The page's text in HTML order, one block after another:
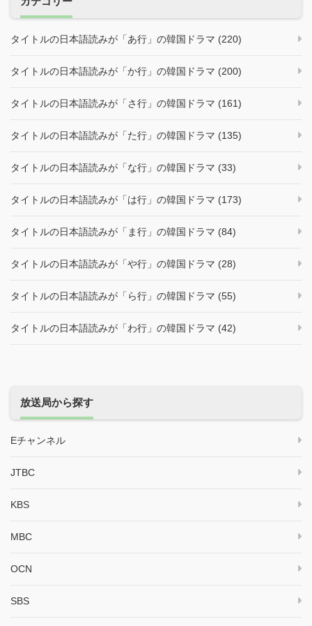
タイトルの日本語読みが「あ行」の韓国ドラマ (220)
タイトルの日本語読みが「か行」の韓国ドラマ (200)
タイトルの日本語読みが「さ行」の韓国ドラマ (161)
タイトルの日本語読みが「た行」の韓国ドラマ (135)
タイトルの日本語読みが「な行」の韓国ドラマ (33)
タイトルの日本語読みが「は行」の韓国ドラマ (173)
タイトルの日本語読みが「ま行」の韓国ドラマ (84)
タイトルの日本語読みが「や行」の韓国ドラマ (28)
タイトルの日本語読みが「ら行」の韓国ドラマ (55)
タイトルの日本語読みが「わ行」の韓国ドラマ (42)
放送局から探す
Eチャンネル
JTBC
KBS
MBC
OCN
SBS